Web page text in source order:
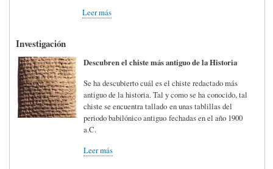
Leer más
Investigación
Descubren el chiste más antiguo de la Historia
Se ha descubierto cuál es el chiste redactado más
antiguo de la historia. Tal y como se ha conocido, tal
chiste se encuentra tallado en unas tablillas del
periodo babilónico antiguo fechadas en el año 1900
a.C.
Leer más